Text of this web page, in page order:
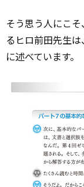
そう思う人にこ
るヒロ前田先生
に述べています。